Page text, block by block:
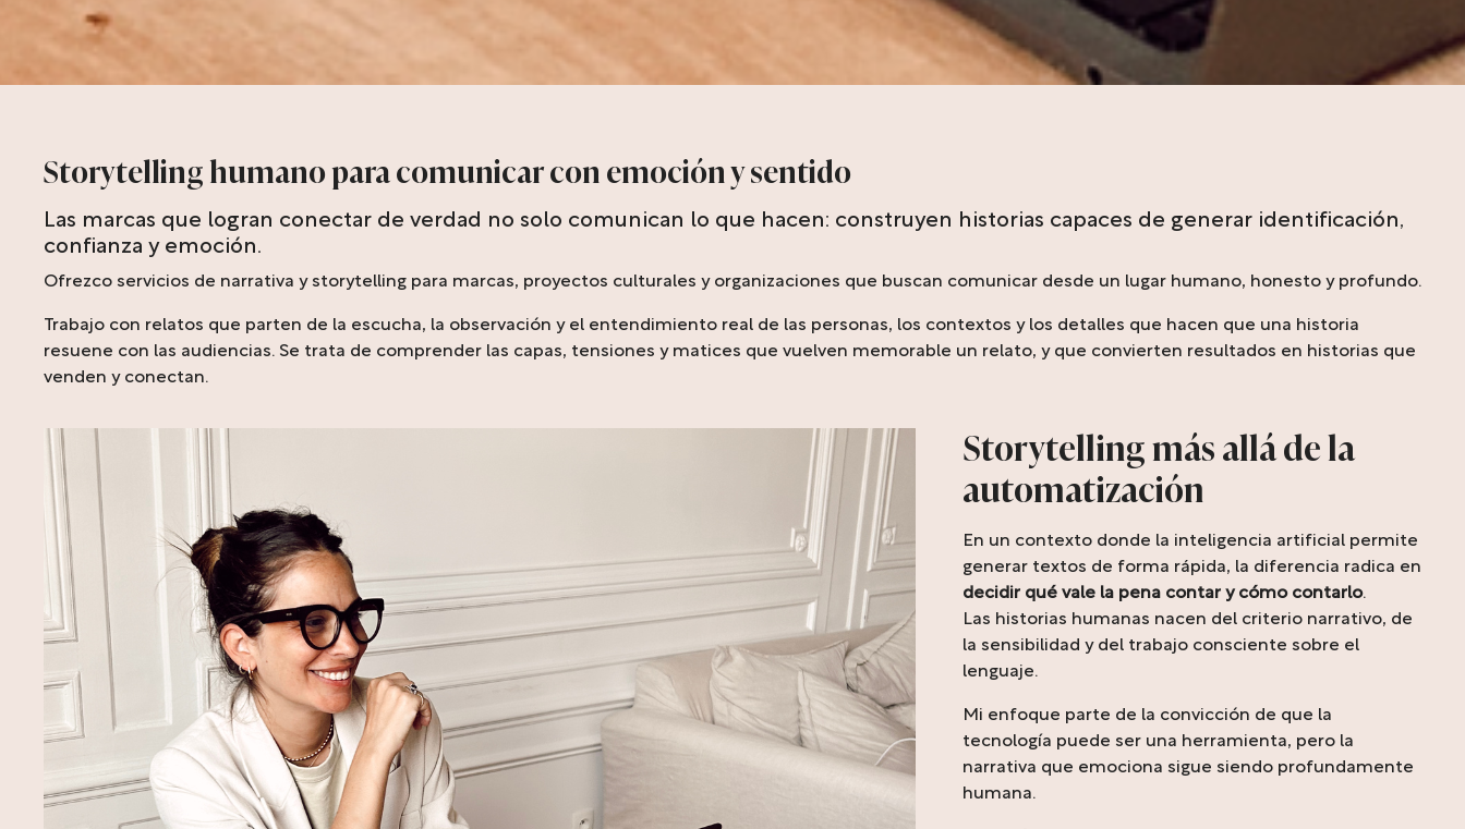
Storytelling humano para comunicar con emoción y sentido
Las marcas que logran conectar de verdad no solo comunican lo que hacen: construyen historias capaces de generar identificación,
confianza y emoción.
Ofrezco servicios de narrativa y storytelling para marcas, proyectos culturales y organizaciones que buscan comunicar desde un lugar humano, honesto y profundo.
Trabajo con relatos que parten de la escucha, la observación y el entendimiento real de las personas, los contextos y los detalles que hacen que una historia
resuene con las audiencias. Se trata de comprender las capas, tensiones y matices que vuelven memorable un relato, y que convierten resultados en historias que
venden y conectan.
Storytelling más allá de la
automatización
En un contexto donde la inteligencia artificial permite
generar textos de forma rápida, la diferencia radica en
decidir qué vale la pena contar y cómo contarlo.
Las historias humanas nacen del criterio narrativo, de
la sensibilidad y del trabajo consciente sobre el
lenguaje.
Mi enfoque parte de la convicción de que la
tecnología puede ser una herramienta, pero la
narrativa que emociona sigue siendo profundamente
humana.